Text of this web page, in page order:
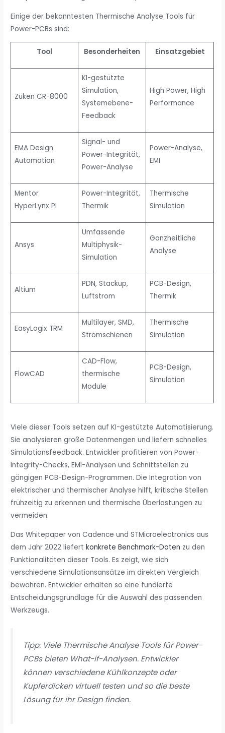
Einige der bekanntesten Thermische Analyse Tools für
Power-PCBs sind:
Tool Besonderheiten Einsatzgebiet
Zuken CR-8000
KI-gestützte
Simulation,
Systemebene-
Feedback
High Power, High
Performance
EMA Design
Automation
Signal- und
Power-Integrität,
Power-Analyse
Power-Analyse,
EMI
Mentor
HyperLynx PI
Power-Integrität,
Thermik
Thermische
Simulation
Ansys
Umfassende
Multiphysik-
Simulation
Ganzheitliche
Analyse
Altium
PDN, Stackup,
Luftstrom
PCB-Design,
Thermik
EasyLogix TRM
Multilayer, SMD,
Stromschienen
Thermische
Simulation
FlowCAD
CAD-Flow,
thermische
Module
PCB-Design,
Simulation
Viele dieser Tools setzen auf KI-gestützte Automatisierung.
Sie analysieren große Datenmengen und liefern schnelles
Simulationsfeedback. Entwickler profitieren von Power-
Integrity-Checks, EMI-Analysen und Schnittstellen zu
gängigen PCB-Design-Programmen. Die Integration von
elektrischer und thermischer Analyse hilft, kritische Stellen
frühzeitig zu erkennen und thermische Überlastungen zu
vermeiden.
Das Whitepaper von Cadence und STMicroelectronics aus
dem Jahr 2022 liefertkonkrete Benchmark-Daten zu den
Funktionalitäten dieser Tools. Es zeigt, wie sich
verschiedene Simulationsansätze im direkten Vergleich
bewähren. Entwickler erhalten so eine fundierte
Entscheidungsgrundlage für die Auswahl des passenden
Werkzeugs.
Tipp: Viele Thermische Analyse Tools für Power-
PCBs bieten What-if-Analysen. Entwickler
können verschiedene Kühlkonzepte oder
Kupferdicken virtuell testen und so die beste
Lösung für ihr Design finden.